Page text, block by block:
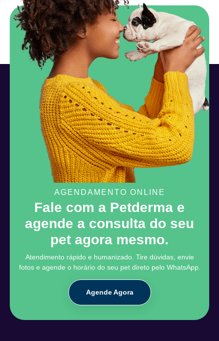
AGENDAMENTO ONLINE
Fale com a Petderma e
agende a consulta do seu
pet agora mesmo.
Atendimento rápido e humanizado. Tire dúvidas, envie
fotos e agende o horário do seu pet direto pelo WhatsApp.
Agende Agora